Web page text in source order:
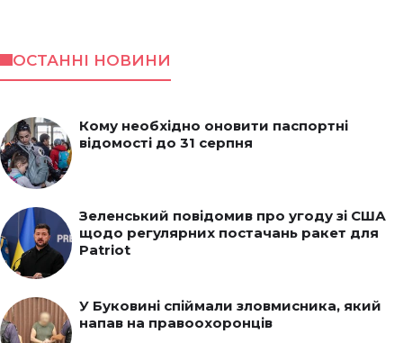
ОСТАННІ НОВИНИ
Кому необхідно оновити паспортні
відомості до 31 серпня
Зеленський повідомив про угоду зі США
щодо регулярних постачань ракет для
Patriot
У Буковині спіймали зловмисника, який
напав на правоохоронців